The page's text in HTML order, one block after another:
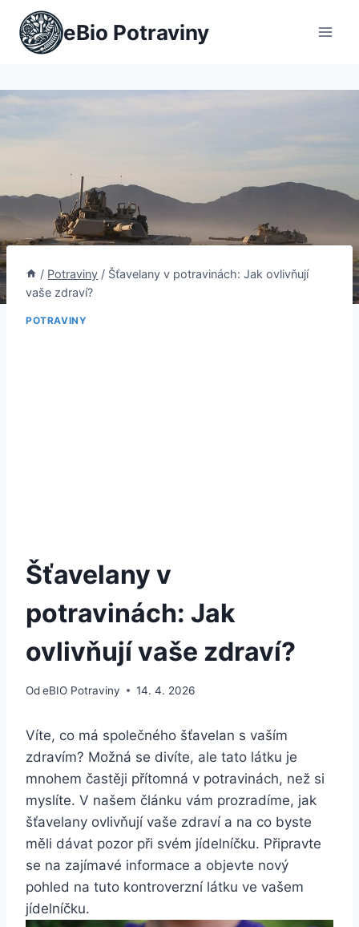
Přeskočit
obsah
eBio Potraviny
/ Potraviny / Šťavelany v potravinách: Jak ovlivňují
vaše zdraví?
POTRAVINY
Šťavelany v
potravinách: Jak
ovlivňují vaše zdraví?
OdeBIO Potraviny 14. 4. 2026
Víte, co má společného šťavelan s vaším
zdravím? Možná se divíte, ale tato látku je
mnohem častěji přítomná v potravinách, než si
myslíte. V našem článku vám prozradíme, jak
šťavelany ovlivňují vaše zdraví a na co byste
měli dávat pozor při svém jídelníčku. Připravte
se na zajímavé informace a objevte nový
pohled na tuto kontroverzní látku ve vašem
jídelníčku.